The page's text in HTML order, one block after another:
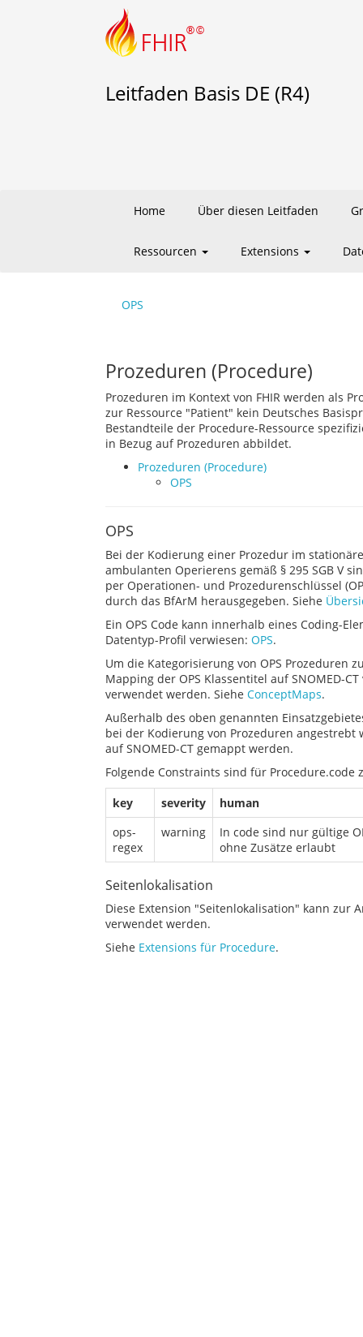
Leitfaden Basis DE (R4)
Home Über diesen Leitfaden
Ressourcen Extensions
OPS
Prozeduren (Procedure)
Prozeduren im Kontext von FHIR werden als
zur Ressource "Patient" kein Deutsches
Bestandteile der Procedure-Ressource
in Bezug auf Prozeduren abbildet.
Prozeduren (Procedure)
OPS
OPS
Bei der Kodierung einer Prozedur im
ambulanten Operierens gemäß § 295 SGB V
per Operationen- und Prozedurenschlüssel
durch das BfArM herausgegeben. Siehe
Ein OPS Code kann innerhalb eines Coding-
Datentyp-Profil verwiesen: OPS.
Um die Kategorisierung von OPS Prozeduren
Mapping der OPS Klassentitel auf SNOMED-
verwendet werden. Siehe ConceptMaps.
Außerhalb des oben genannten
bei der Kodierung von Prozeduren
auf SNOMED-CT gemappt werden.
Folgende Constraints sind für Procedure.code
key
severity
human
ops-
regex
warning
In code sind nur gültige
ohne Zusätze erlaubt
Seitenlokalisation
Diese Extension "Seitenlokalisation" kann zur
verwendet werden.
Siehe Extensions für Procedure.